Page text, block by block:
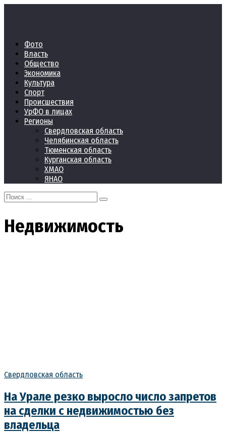
Фото
Власть
Общество
Экономика
Культура
Спорт
Происшествия
УрФО в лицах
Регионы
Свердловская область
Челябинская область
Тюменская область
Курганская область
ХМАО
ЯНАО
Search
for:
Недвижимость
Свердловская область
На Урале резко выросло число запретов
на сделки с недвижимостью без
владельца